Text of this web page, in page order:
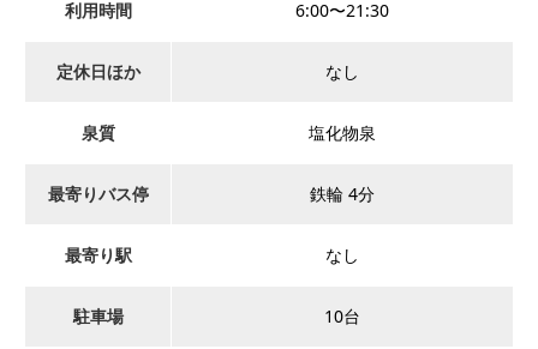
利用時間 6:00〜21:30
定休日ほか なし
泉質 塩化物泉
最寄りバス停 鉄輪 4分
最寄り駅 なし
駐車場 10台